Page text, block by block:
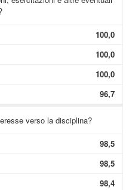
100,0
100,0
100,0
96,7
verso la disciplina?
98,5
98,5
98,4